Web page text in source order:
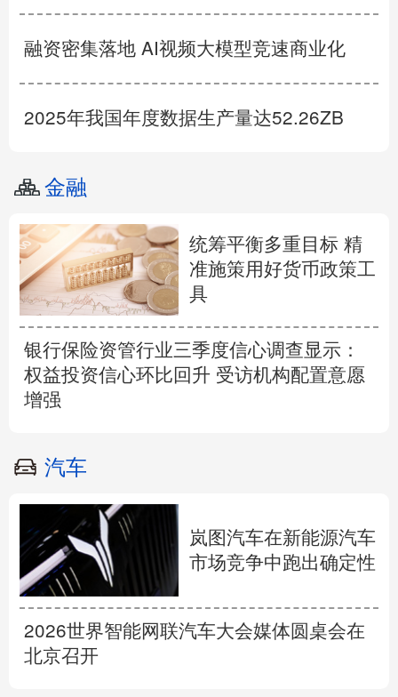
融资密集落地 AI视频大模型竞速商业化
2025年我国年度数据生产量达52.26ZB
金融
统筹平衡多重目标 精
准施策用好货币政策工
具
银行保险资管行业三季度信心调查显示：
权益投资信心环比回升 受访机构配置意愿
增强
汽车
岚图汽车在新能源汽车
市场竞争中跑出确定性
2026世界智能网联汽车大会媒体圆桌会在
北京召开